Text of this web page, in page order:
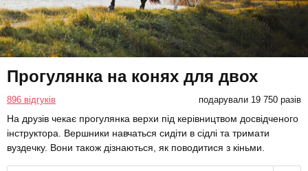
Прогулянка на конях для двох
896 відгуків подарували 19 750 разів
На друзів чекає прогулянка верхи під керівництвом досвідченого
інструктора. Вершники навчаться сидіти в сідлі та тримати
вуздечку. Вони також дізнаються, як поводитися з кіньми.